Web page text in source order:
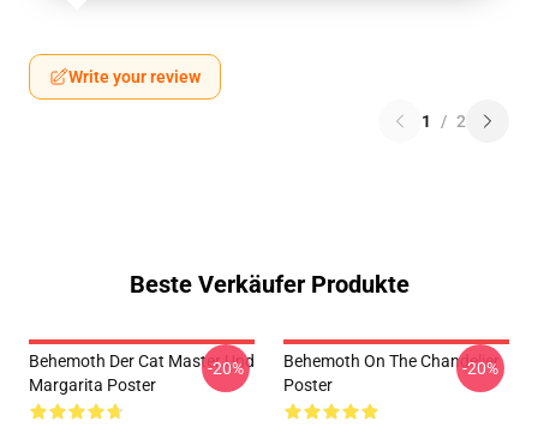
Write your review
1 / 2
Beste Verkäufer Produkte
Behemoth Der Cat Master Und
Margarita Poster
-20%
Behemoth On The Chandelier
Poster
-20%